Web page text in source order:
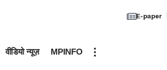
E-paper
वीडियो न्यूज़ MPINFO